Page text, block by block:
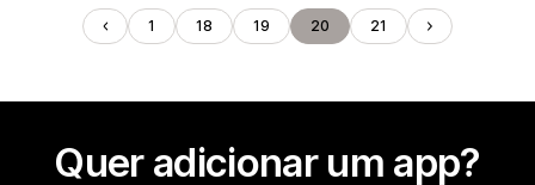
1 18 19 20 21
Quer adicionar um app?